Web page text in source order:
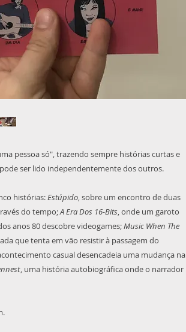
pessoa só", trazendo sempre histórias curtas e
ser lido independentemente dos outros.
histórias:Estúpido, sobre um encontro de duas
do tempo;A Era Dos 16-Bits, onde um garoto
anos 80 descobre videogames;Music When The
que tenta em vão resistir à passagem do
casual desencadeia uma mudança na
, uma história autobiográfica onde o narrador